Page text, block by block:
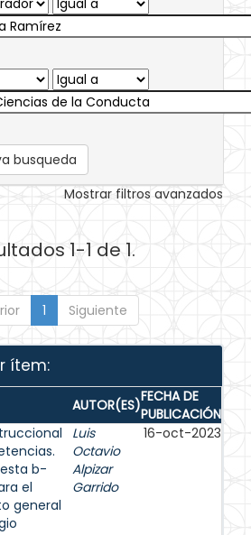
busqueda
Mostrar filtros avanzados
1-1 de 1.
1 Siguiente
ítem:
AUTOR(ES)FECHA DE
PUBLICACIÓN
b-
el
general
Luis
Octavio
Alpizar
Garrido
16-oct-2023